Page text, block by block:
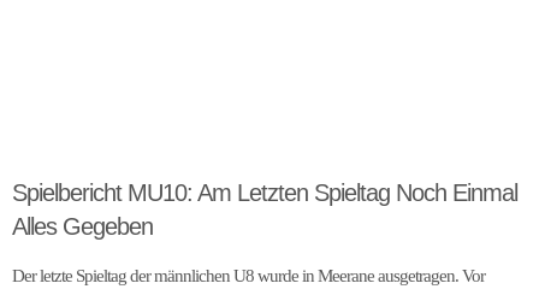
Spielbericht MU10: Am Letzten Spieltag Noch Einmal
Alles Gegeben
Der letzte Spieltag der männlichen U8 wurde in Meerane ausgetragen. Vor